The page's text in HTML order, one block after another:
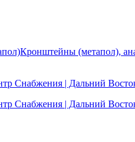
Кронштейны (метапол),